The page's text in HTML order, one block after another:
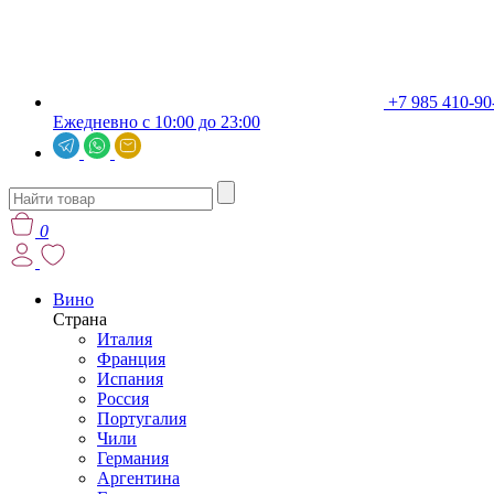
+7 985 410-
Ежедневно с 10:00 до 23:00
0
Вино
Страна
Италия
Франция
Испания
Россия
Португалия
Чили
Германия
Аргентина